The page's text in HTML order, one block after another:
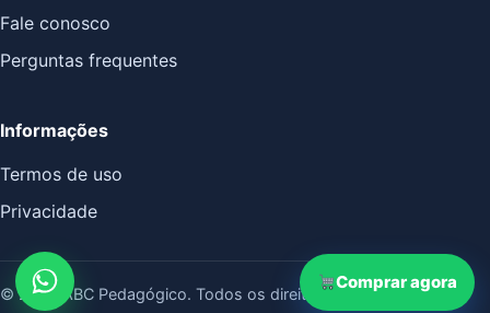
Fale conosco
Perguntas frequentes
Informações
Termos de uso
Privacidade
© 2026 ABC Pedagógico. Todos os direitos reservados.
Comprar agora